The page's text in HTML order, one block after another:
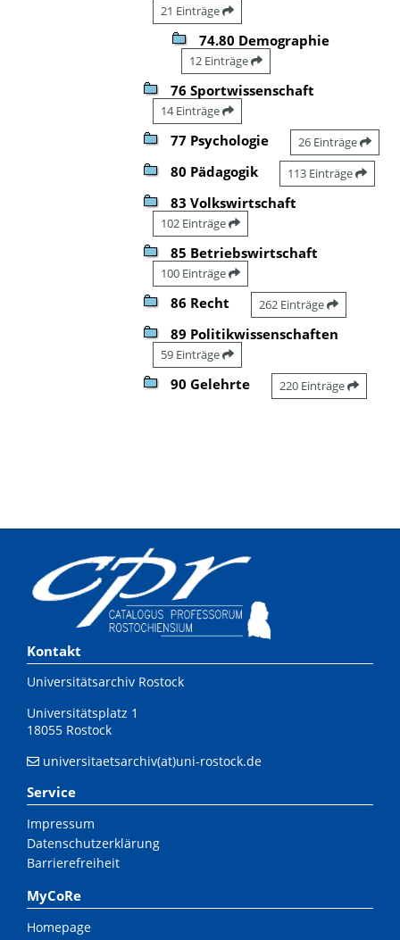
21 Einträge
74.80 Demographie
12 Einträge
76 Sportwissenschaft
14 Einträge
77 Psychologie 26 Einträge
80 Pädagogik 113 Einträge
83 Volkswirtschaft
102 Einträge
85 Betriebswirtschaft
100 Einträge
86 Recht 262 Einträge
89 Politikwissenschaften
59 Einträge
90 Gelehrte 220 Einträge
Kontakt
Universitätsarchiv Rostock
Universitätsplatz 1
18055 Rostock
universitaetsarchiv(at)uni-rostock.de
Service
Impressum
Datenschutzerklärung
Barrierefreiheit
MyCoRe
Homepage